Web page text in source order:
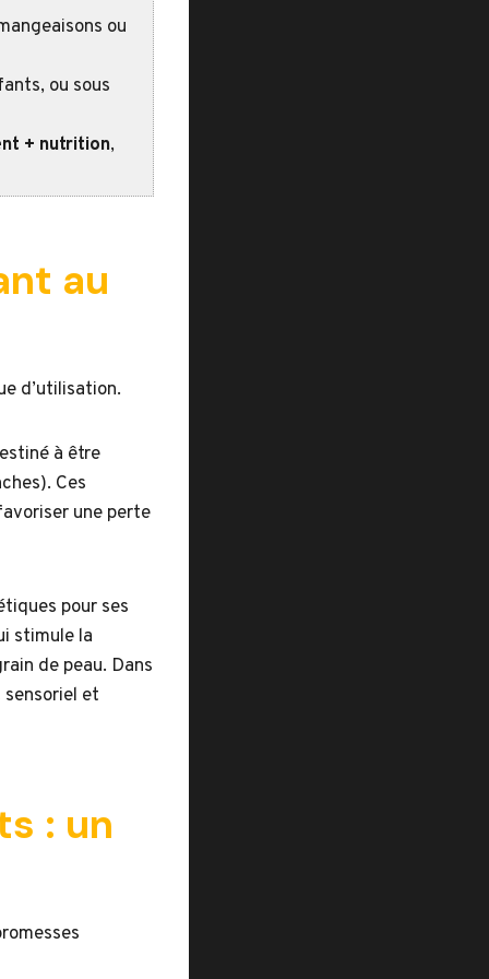
ou
ou sous
+ nutrition,
au
d’utilisation.
à être
Ces
une perte
pour ses
stimule la
de peau. Dans
et
: un